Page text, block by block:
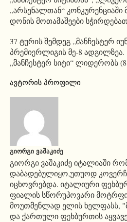
„არსენალთან“
დონის მოთამაშეები
37 ტურის შემდეგ „მანჩესტერ
პრემიერლიგის მე-8 ადგილზეა.
„მანჩესტერ სიტი“ ლიდერობს
ავტორის პროფილი
ᲒᲘᲝᲠᲒᲘ ᲕᲐᲨᲐᲙᲘᲫᲔ
გიორგი ვაშაკიძე იტალიაში
დაბადებულიყო,უთუოდ
იცხოვრებდა. იტალიური
ფიალის სწორუპოვარი
მოუთმენლად ელის ხელფასს,
და ქართული ფეხბურთის